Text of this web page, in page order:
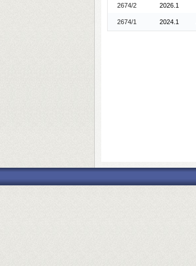
2674/2 2026.1
2674/1 2024.1